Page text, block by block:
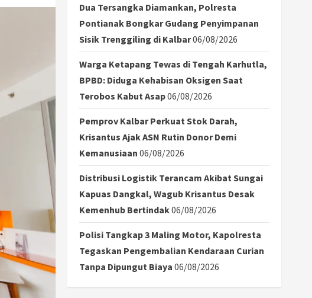
Dua Tersangka Diamankan, Polresta
Pontianak Bongkar Gudang Penyimpanan
Sisik Trenggiling di Kalbar06/08/2026
Warga Ketapang Tewas di Tengah Karhutla,
BPBD: Diduga Kehabisan Oksigen Saat
Terobos Kabut Asap06/08/2026
Pemprov Kalbar Perkuat Stok Darah,
Krisantus Ajak ASN Rutin Donor Demi
Kemanusiaan 06/08/2026
Distribusi Logistik Terancam Akibat Sungai
Kapuas Dangkal, Wagub Krisantus Desak
Kemenhub Bertindak06/08/2026
Polisi Tangkap 3 Maling Motor, Kapolresta
Tegaskan Pengembalian Kendaraan Curian
Tanpa Dipungut Biaya 06/08/2026